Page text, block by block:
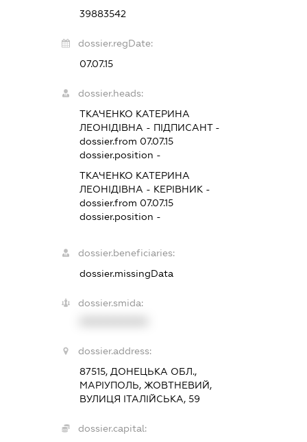
39883542
dossier.regDate:
07.07.15
dossier.heads:
ТКАЧЕНКО КАТЕРИНА
ЛЕОНІДІВНА - ПІДПИСАНТ-
dossier.from 07.07.15
dossier.position -
ТКАЧЕНКО КАТЕРИНА
ЛЕОНІДІВНА - КЕРІВНИК -
dossier.from 07.07.15
dossier.position -
dossier.beneficiaries:
dossier.missingData
dossier.smida:
dossier.address:
87515, ДОНЕЦЬКА ОБЛ.,
МАРІУПОЛЬ, ЖОВТНЕВИЙ,
ВУЛИЦЯ ІТАЛІЙСЬКА, 59
dossier.capital: